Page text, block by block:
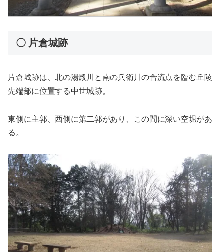
〇 片倉城跡
片倉城跡は、北の湯殿川と南の兵衛川の合流点を臨む丘陵
先端部に位置する中世城跡。
東側に主郭、西側に第二郭があり、この間に深い空堀があ
る。